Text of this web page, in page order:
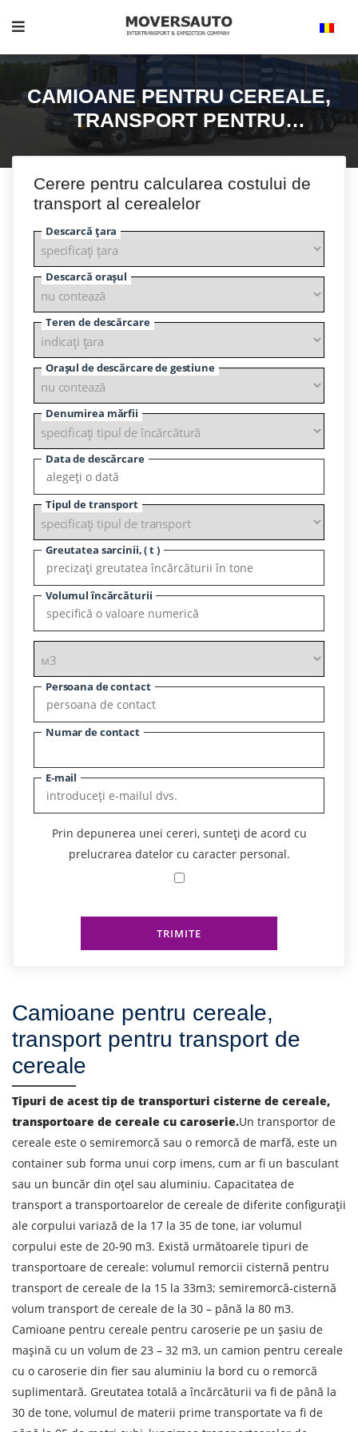
CAMIOANE PENTRU CEREALE,
TRANSPORT PENTRU
TRANSPORT DE CEREALE
Cerere pentru calcularea costului de
transport al cerealelor
Descarcă țara
Descarcă orașul
Teren de descărcare
Orașul de descărcare de gestiune
Denumirea mărfii
Data de descărcare
Tipul de transport
Greutatea sarcinii, ( t )
Volumul încărcăturii
Persoana de contact
Numar de contact
E-mail
Prin depunerea unei cereri, sunteți de acord cu
prelucrarea datelor cu caracter personal.
TRIMITE
Camioane pentru cereale,
transport pentru transport de
cereale
Tipuri de acest tip de transporturi cisterne de cereale,
transportoare de cereale cu caroserie.Un transportor de
cereale este o semiremorcă sau o remorcă de marfă, este un
container sub forma unui corp imens, cum ar fi un basculant
sau un buncăr din oțel sau aluminiu. Capacitatea de
transport a transportoarelor de cereale de diferite configurații
ale corpului variază de la 17 la 35 de tone, iar volumul
corpului este de 20-90 m3. Există următoarele tipuri de
transportoare de cereale: volumul remorcii cisternă pentru
transport de cereale de la 15 la 33m3; semiremorcă-cisternă
volum transport de cereale de la 30 – până la 80 m3.
Camioane pentru cereale pentru caroserie pe un șasiu de
mașină cu un volum de 23 – 32 m3, un camion pentru cereale
cu o caroserie din fier sau aluminiu la bord cu o remorcă
suplimentară. Greutatea totală a încărcăturii va fi de până la
30 de tone, volumul de materii prime transportate va fi de
Aflați despre costurile de
expediere
Descarcă țara